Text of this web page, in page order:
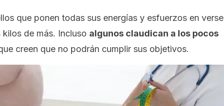
que ponen todas sus energías y esfuerzos en verse
de más. Incluso algunos claudican a los pocos
creen que no podrán cumplir sus objetivos.